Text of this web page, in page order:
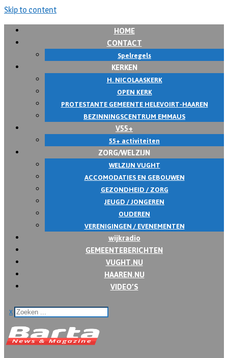
Skip to content
HOME
CONTACT
Spelregels
KERKEN
H. NICOLAASKERK
OPEN KERK
PROTESTANTE GEMEENTE HELEVOIRT-HAAREN
BEZINNINGSCENTRUM EMMAUS
V55+
55+ activiteiten
ZORG/WELZIJN
WELZIJN VUGHT
ACCOMODATIES EN GEBOUWEN
GEZONDHEID / ZORG
JEUGD / JONGEREN
OUDEREN
VERENIGINGEN / EVENEMENTEN
wijkradio
GEMEENTEBERICHTEN
VUGHT.NU
HAAREN.NU
VIDEO’S
x